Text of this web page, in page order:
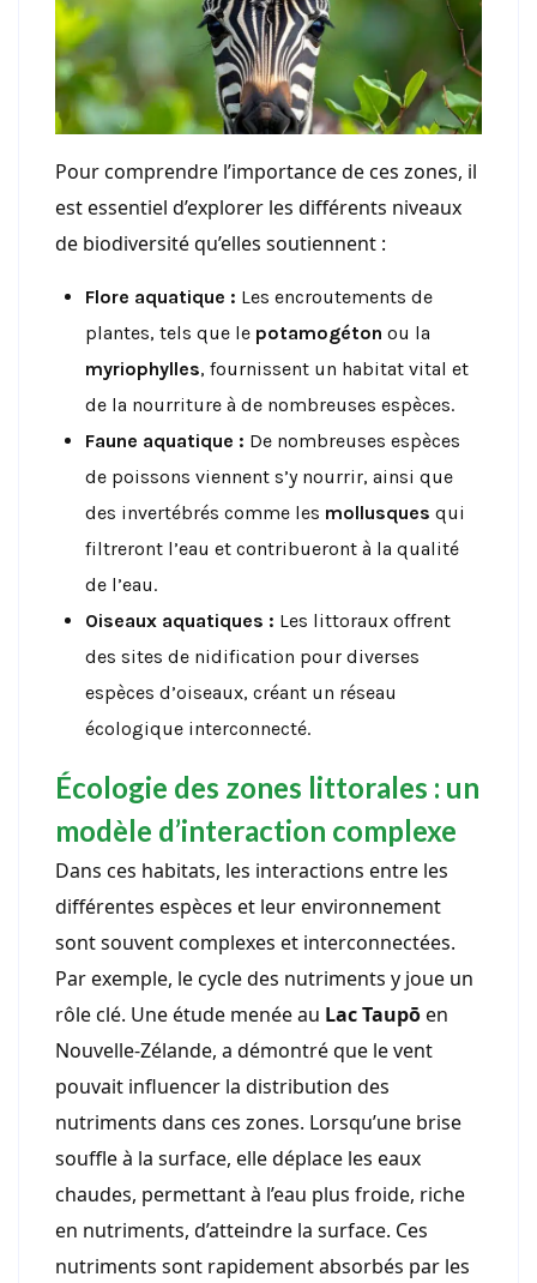
Pour comprendre l’importance de ces zones, il
est essentiel d’explorer les différents niveaux
de biodiversité qu’elles soutiennent :
Flore aquatique : Les encroutements de
plantes, tels que le potamogéton ou la
myriophylles, fournissent un habitat vital et
de la nourriture à de nombreuses espèces.
Faune aquatique : De nombreuses espèces
de poissons viennent s’y nourrir, ainsi que
des invertébrés comme les mollusques qui
filtreront l’eau et contribueront à la qualité
de l’eau.
Oiseaux aquatiques : Les littoraux offrent
des sites de nidification pour diverses
espèces d’oiseaux, créant un réseau
écologique interconnecté.
Écologie des zones littorales : un
modèle d’interaction complexe
Dans ces habitats, les interactions entre les
différentes espèces et leur environnement
sont souvent complexes et interconnectées.
Par exemple, le cycle des nutriments y joue un
rôle clé. Une étude menée au Lac Taupōen
Nouvelle-Zélande, a démontré que le vent
pouvait influencer la distribution des
nutriments dans ces zones. Lorsqu’une brise
souffle à la surface, elle déplace les eaux
chaudes, permettant à l’eau plus froide, riche
en nutriments, d’atteindre la surface. Ces
nutriments sont rapidement absorbés par les